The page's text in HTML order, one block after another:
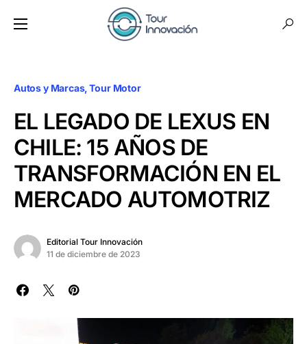
Autos y Marcas Tour Motor
EL LEGADO DE LEXUS EN
CHILE: 15 AÑOS DE
TRANSFORMACIÓN EN EL
MERCADO AUTOMOTRIZ
Editorial Tour Innovación
11 de diciembre de 2023